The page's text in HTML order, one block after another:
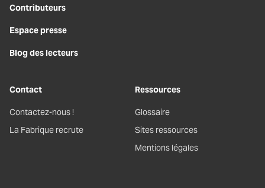
Contributeurs
Espace presse
Blog des lecteurs
Contact
Contactez-nous !
La Fabrique recrute
Ressources
Glossaire
Sites ressources
Mentions légales